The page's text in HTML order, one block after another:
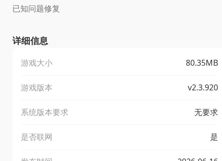
已知问题修复
详细信息
游戏大小 80.35MB
游戏版本 v2.3.920
系统版本要求 无要求
是否联网 是